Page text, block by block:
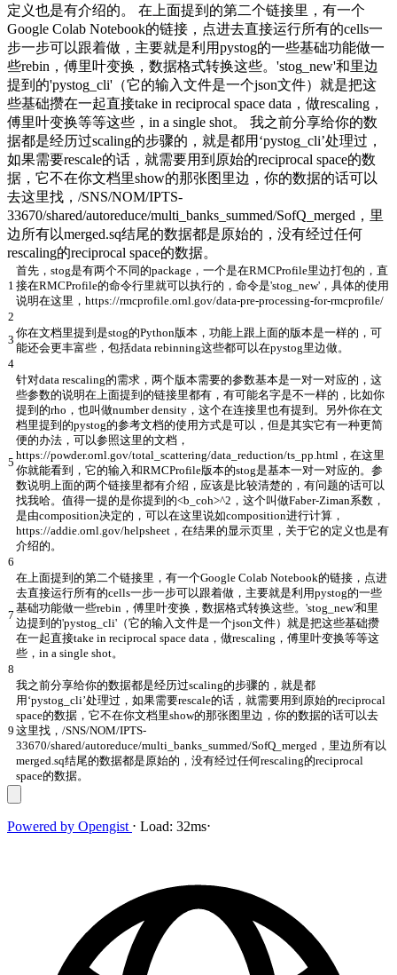
定义也是有介绍的。 在上面提到的第二个链接里，有一个
Google Colab Notebook的链接，点进去直接运行所有的cells一
步一步可以跟着做，主要就是利用pystog的一些基础功能做一
些rebin，傅里叶变换，数据格式转换这些。'stog_new'和里边
提到的'pystog_cli'（它的输入文件是一个json文件）就是把这
些基础攒在一起直接take in reciprocal space data，做rescaling，
傅里叶变换等等这些，in a single shot。 我之前分享给你的数
据都是经历过scaling的步骤的，就是都用‘pystog_cli’处理过，
如果需要rescale的话，就需要用到原始的reciprocal space的数
据，它不在你文档里show的那张图里边，你的数据的话可以
去这里找，/SNS/NOM/IPTS-
33670/shared/autoreduce/multi_banks_summed/SofQ_merged，里
边所有以merged.sq结尾的数据都是原始的，没有经过任何
rescaling的reciprocal space的数据。
1
首先，stog是有两个不同的package，一个是在RMCProfile里边打包的，直
接在RMCProfile的命令行里就可以执行的，命令是'stog_new'，具体的使用
说明在这里，https://rmcprofile.ornl.gov/data-pre-processing-for-rmcprofile/
2
3
你在文档里提到是stog的Python版本，功能上跟上面的版本是一样的，可
能还会更丰富些，包括data rebinning这些都可以在pystog里边做。
4
5
针对data rescaling的需求，两个版本需要的参数基本是一对一对应的，这
些参数的说明在上面提到的链接里都有，有可能名字是不一样的，比如你
提到的rho，也叫做number density，这个在连接里也有提到。另外你在文
档里提到的pystog的参考文档的使用方式是可以，但是其实它有一种更简
便的办法，可以参照这里的文档，
https://powder.ornl.gov/total_scattering/data_reduction/ts_pp.html，在这里
你就能看到，它的输入和RMCProfile版本的stog是基本一对一对应的。参
数说明上面的两个链接里都有介绍，应该是比较清楚的，有问题的话可以
找我哈。值得一提的是你提到的<b_coh>^2，这个叫做Faber-Ziman系数，
是由composition决定的，可以在这里说如composition进行计算，
https://addie.ornl.gov/helpsheet，在结果的显示页里，关于它的定义也是有
介绍的。
6
7
在上面提到的第二个链接里，有一个Google Colab Notebook的链接，点进
去直接运行所有的cells一步一步可以跟着做，主要就是利用pystog的一些
基础功能做一些rebin，傅里叶变换，数据格式转换这些。'stog_new'和里
边提到的'pystog_cli'（它的输入文件是一个json文件）就是把这些基础攒
在一起直接take in reciprocal space data，做rescaling，傅里叶变换等等这
些，in a single shot。
8
9
我之前分享给你的数据都是经历过scaling的步骤的，就是都
用‘pystog_cli’处理过，如果需要rescale的话，就需要用到原始的reciprocal
space的数据，它不在你文档里show的那张图里边，你的数据的话可以去
这里找，/SNS/NOM/IPTS-
33670/shared/autoreduce/multi_banks_summed/SofQ_merged，里边所有以
merged.sq结尾的数据都是原始的，没有经过任何rescaling的reciprocal
space的数据。
Powered by Opengist ⋅ Load: 32ms⋅